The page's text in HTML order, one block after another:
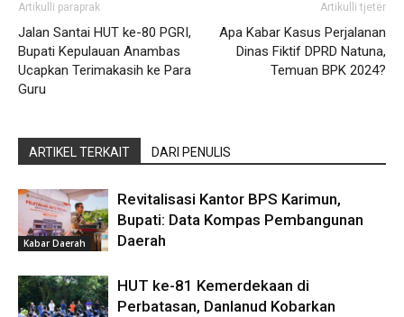
Artikulli paraprak
Jalan Santai HUT ke-80 PGRI,
Bupati Kepulauan Anambas
Ucapkan Terimakasih ke Para
Guru
Artikulli tjetër
Apa Kabar Kasus Perjalanan
Dinas Fiktif DPRD Natuna,
Temuan BPK 2024?
ARTIKEL TERKAIT DARI PENULIS
Kabar Daerah
Revitalisasi Kantor BPS Karimun,
Bupati: Data Kompas Pembangunan
Daerah
HUT ke-81 Kemerdekaan di
Perbatasan, Danlanud Kobarkan